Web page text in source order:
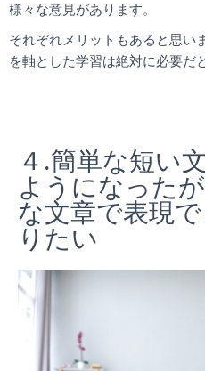
様々な意見があります。
それぞれメリットもあると思い
を軸とした学習は絶対に必要だ
４.簡単な短い
ようになった
な文章で表現
りたい